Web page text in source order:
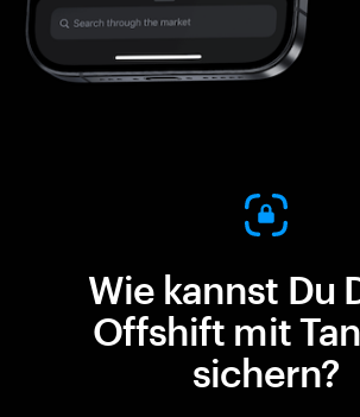
Wie kannst Du
Offshift mit
sichern?